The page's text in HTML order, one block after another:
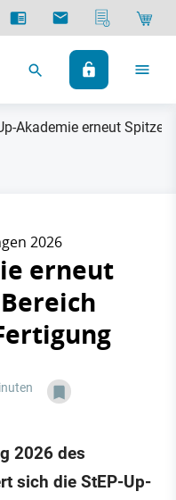
Akademie erneut
2026
erneut
2026 des
sich die StEP-Up-